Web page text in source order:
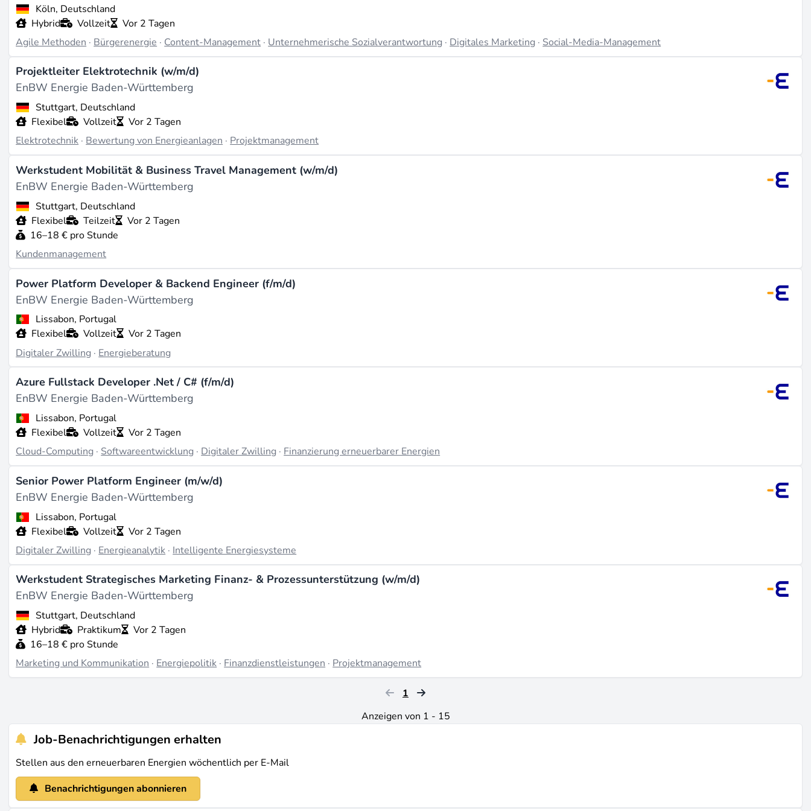
Köln, Deutschland
Hybrid
Vollzeit
Vor 2 Tagen
Agile Methoden · Bürgerenergie · Content-Management · Unternehmerische Sozialverantwortung · Digitales Marketing · Social-Media-Management
Projektleiter Elektrotechnik (w/m/d)
EnBW Energie Baden-Württemberg
Stuttgart, Deutschland
Flexibel
Vollzeit
Vor 2 Tagen
Elektrotechnik · Bewertung von Energieanlagen · Projektmanagement
Werkstudent Mobilität & Business Travel Management (w/m/d)
EnBW Energie Baden-Württemberg
Stuttgart, Deutschland
Flexibel
Teilzeit
Vor 2 Tagen
16–18 € pro Stunde
Kundenmanagement
Power Platform Developer & Backend Engineer (f/m/d)
EnBW Energie Baden-Württemberg
Lissabon, Portugal
Flexibel
Vollzeit
Vor 2 Tagen
Digitaler Zwilling · Energieberatung
Azure Fullstack Developer .Net / C# (f/m/d)
EnBW Energie Baden-Württemberg
Lissabon, Portugal
Flexibel
Vollzeit
Vor 2 Tagen
Cloud-Computing · Softwareentwicklung · Digitaler Zwilling · Finanzierung erneuerbarer Energien
Senior Power Platform Engineer (m/w/d)
EnBW Energie Baden-Württemberg
Lissabon, Portugal
Flexibel
Vollzeit
Vor 2 Tagen
Digitaler Zwilling · Energieanalytik · Intelligente Energiesysteme
Werkstudent Strategisches Marketing Finanz- & Prozessunterstützung (w/m/d)
EnBW Energie Baden-Württemberg
Stuttgart, Deutschland
Hybrid
Praktikum
Vor 2 Tagen
16–18 € pro Stunde
Marketing und Kommunikation·Energiepolitik·Finanzdienstleistungen·Projektmanagement
1
Anzeigen von 1 - 15
Job-Benachrichtigungen erhalten
Stellen aus den erneuerbaren Energien wöchentlich per E-Mail
Benachrichtigungen abonnieren